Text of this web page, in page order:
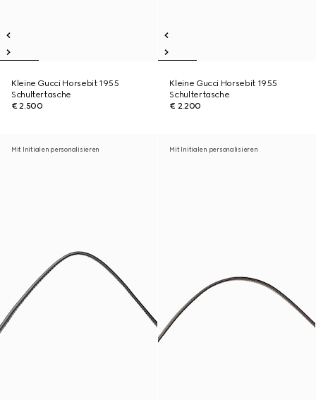
Kleine Gucci Horsebit 1955
Schultertasche
€ 2.500
Kleine Gucci Horsebit 1955
Schultertasche
€ 2.200
Mit Initialen personalisieren Mit Initialen personalisieren